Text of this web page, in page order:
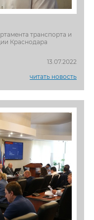
транспорта и
Краснодара
13.07.2022
читать новость